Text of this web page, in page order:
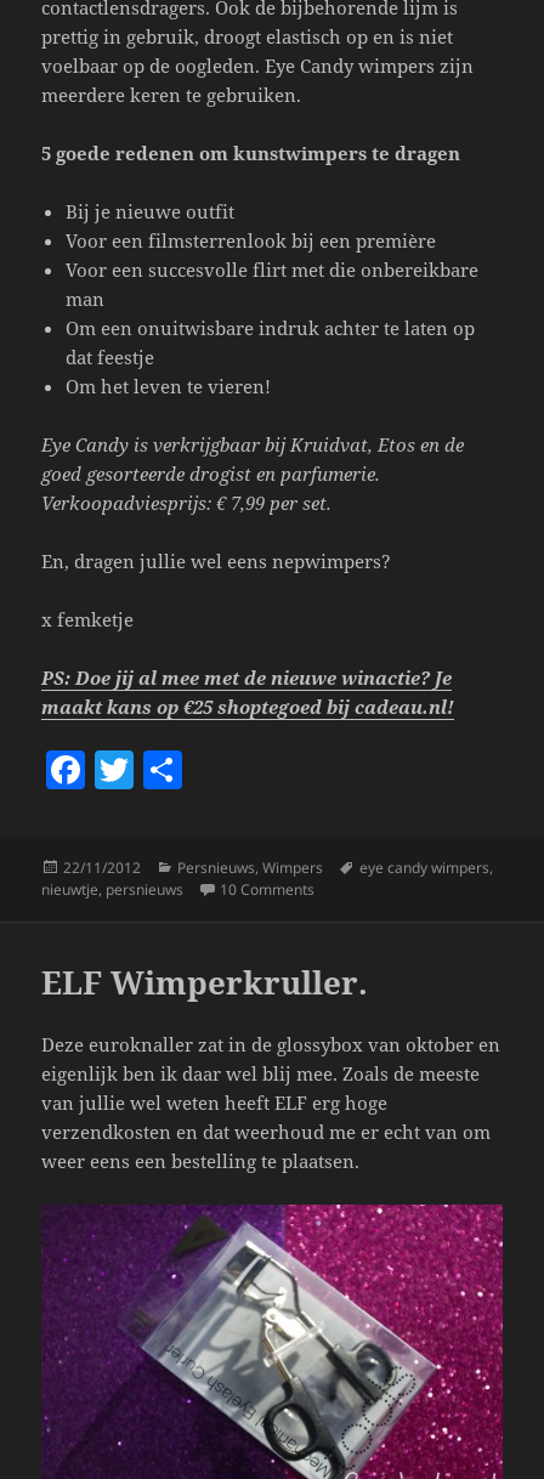
contactlensdragers. Ook de bijbehorende lijm is
prettig in gebruik, droogt elastisch op en is niet
voelbaar op de oogleden. Eye Candy wimpers zijn
meerdere keren te gebruiken.
5 goede redenen om kunstwimpers te dragen
Bij je nieuwe outfit
Voor een filmsterrenlook bij een première
Voor een succesvolle flirt met die onbereikbare
man
Om een onuitwisbare indruk achter te laten op
dat feestje
Om het leven te vieren!
Eye Candy is verkrijgbaar bij Kruidvat, Etos en de
goed gesorteerde drogist en parfumerie.
Verkoopadviesprijs: € 7,99 per set.
En, dragen jullie wel eens nepwimpers?
x femketje
PS: Doe jij al mee met de nieuwe winactie? Je
maakt kans op €25 shoptegoed bij cadeau.nl!
F
e
o
o
k
T
erre
Posted
on
22/11/2012 Categories
Persnieuws,Wimpers Tags
eye candy wimpers,
nieuwtje, persnieuws 10 Comments
ELF Wimperkruller.
Deze euroknaller zat in de glossybox van oktober en
eigenlijk ben ik daar wel blij mee. Zoals de meeste
van jullie wel weten heeft ELF erg hoge
verzendkosten en dat weerhoud me er echt van om
weer eens een bestelling te plaatsen.